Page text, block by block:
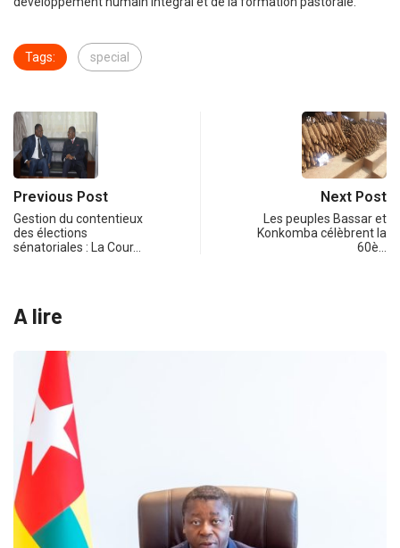
Tags: special
Previous Post
Gestion du contentieux
des élections
sénatoriales : La Cour…
Next Post
Les peuples Bassar et
Konkomba célèbrent la
60è…
A lire